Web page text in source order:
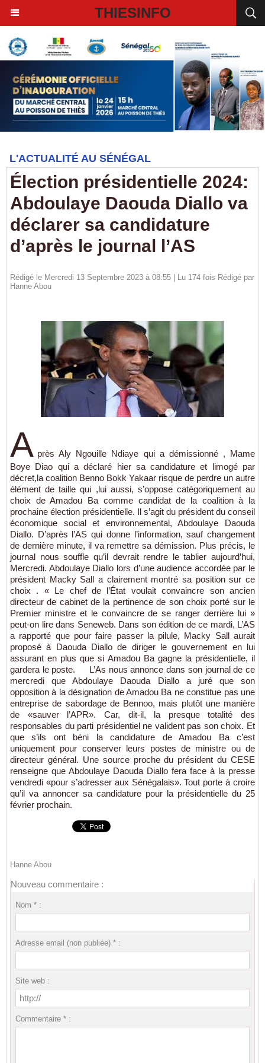
THIESINFO
L'ACTUALITÉ AU SÉNÉGAL
Élection présidentielle 2024:
Abdoulaye Daouda Diallo va
déclarer sa candidature
d’après le journal l’AS
Rédigé le Mercredi 13 Septembre 2023 à 08:55 | Lu 174 fois Rédigé par
Hanne Abou
A près Aly Ngouille Ndiaye qui a démissionné , Mame
Boye Diao qui a déclaré hier sa candidature et limogé par
décret,la coalition Benno Bokk Yakaar risque de perdre un autre
élément de taille qui ,lui aussi, s’oppose catégoriquement au
choix de Amadou Ba comme candidat de la coalition à la
prochaine élection présidentielle. Il s’agit du président du conseil
économique social et environnemental, Abdoulaye Daouda
Diallo. D’après l’AS qui donne l’information, sauf changement
de dernière minute, il va remettre sa démission. Plus précis, le
journal nous souffle qu’il devrait rendre le tablier aujourd’hui,
Mercredi. Abdoulaye Diallo lors d’une audience accordée par le
président Macky Sall a clairement montré sa position sur ce
choix . « Le chef de l’État voulait convaincre son ancien
directeur de cabinet de la pertinence de son choix porté sur le
Premier ministre et le convaincre de se ranger derrière lui »
peut-on lire dans Seneweb. Dans son édition de ce mardi, L’AS
a rapporté que pour faire passer la pilule, Macky Sall aurait
proposé à Daouda Diallo de diriger le gouvernement en lui
assurant en plus que si Amadou Ba gagne la présidentielle, il
gardera le poste. L’As nous annonce dans son journal de ce
mercredi que Abdoulaye Daouda Diallo a juré que son
opposition à la désignation de Amadou Ba ne constitue pas une
entreprise de sabordage de Bennoo, mais plutôt une manière
de «sauver l’APR». Car, dit-il, la presque totalité des
responsables du parti présidentiel ne valident pas son choix. Et
que s’ils ont béni la candidature de Amadou Ba c’est
uniquement pour conserver leurs postes de ministre ou de
directeur général. Une source proche du président du CESE
renseigne que Abdoulaye Daouda Diallo fera face à la presse
vendredi «pour s’adresser aux Sénégalais». Tout porte à croire
qu’il va annoncer sa candidature pour la présidentielle du 25
février prochain.
Hanne Abou
Nouveau commentaire :
Nom * :
Adresse email (non publiée) * :
Site web :
Commentaire * :